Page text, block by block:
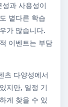
과 사용성이
별다른 학습
가 많습니다.
이벤트는 부담
츠 다양성에서
지만, 일정 기
게 찾을 수 있